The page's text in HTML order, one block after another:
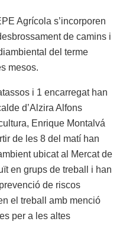
Agrícola s’incorporen
de camins i
del terme
mesos.
i 1 encarregat han
d’Alzira Alfons
Enrique Montalvá
de les 8 del matí han
ubicat al Mercat de
en grups de treball i han
de riscos
el treball amb menció
per a les altes